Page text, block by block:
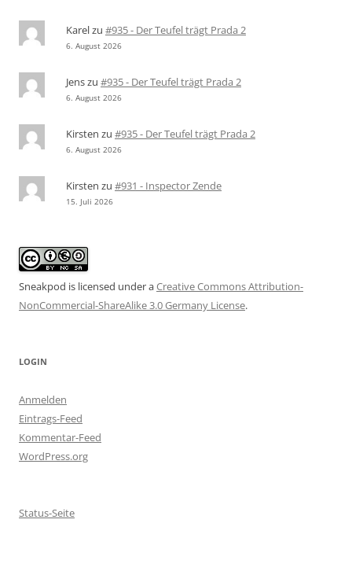
Karelzu #935 - Der Teufel trägt Prada 2
6. August 2026
Jenszu #935 - Der Teufel trägt Prada 2
6. August 2026
Kirsten zu #935 - Der Teufel trägt Prada 2
6. August 2026
Kirsten zu #931 - Inspector Zende
15. Juli 2026
Sneakpod is licensed under aCreative Commons Attribution-
NonCommercial-ShareAlike 3.0 Germany License.
LOGIN
Anmelden
Eintrags-Feed
Kommentar-Feed
WordPress.org
Status-Seite